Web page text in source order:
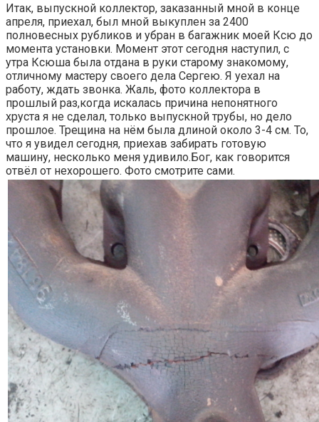
Итак, выпускной коллектор, заказанный мной в конце
апреля, приехал, был мной выкуплен за 2400
полновесных рубликов и убран в багажник моей Ксю до
момента установки. Момент этот сегодня наступил, с
утра Ксюша была отдана в руки старому знакомому,
отличному мастеру своего дела Сергею. Я уехал на
работу, ждать звонка. Жаль, фото коллектора в
прошлый раз,когда искалась причина непонятного
хруста я не сделал, только выпускной трубы, но дело
прошлое. Трещина на нём была длиной около 3-4 см. То,
что я увидел сегодня, приехав забирать готовую
машину, несколько меня удивило.Бог, как говорится
отвёл от нехорошего. Фото смотрите сами.